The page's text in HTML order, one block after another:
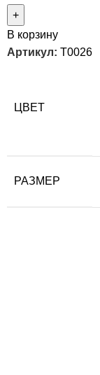
В корзину
Артикул: T0026
ЦВЕТ
РАЗМЕР